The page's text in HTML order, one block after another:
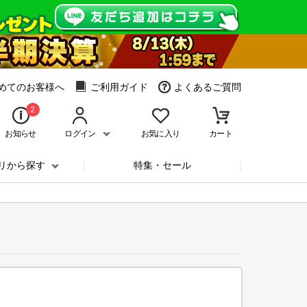
てのお客様へ ご利用ガイド よくあるご質問
2
お知らせ ログイン お気に入り カート
から探す 特集・セール